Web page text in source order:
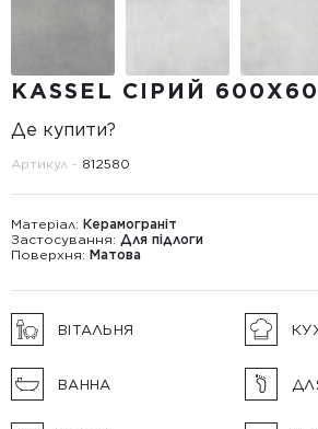
KASSEL СІРИЙ
Де купити?
Артикул - 812580
Матеріал: Керамограніт
Застосування: Для підлоги
Поверхня: Матова
ВІТАЛЬНЯ
ВАННА